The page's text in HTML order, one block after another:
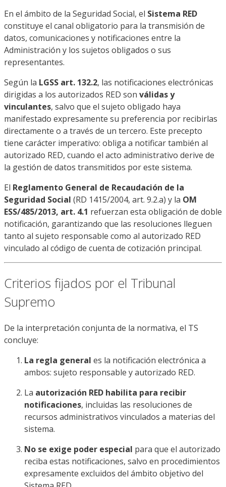
En el ámbito de la Seguridad Social, el Sistema RED
constituye el canal obligatorio para la transmisión de
datos, comunicaciones y notificaciones entre la
Administración y los sujetos obligados o sus
representantes.
Según la LGSS art. 132.2, las notificaciones electrónicas
dirigidas a los autorizados RED son válidas y
vinculantes, salvo que el sujeto obligado haya
manifestado expresamente su preferencia por recibirlas
directamente o a través de un tercero. Este precepto
tiene carácter imperativo: obliga a notificar también al
autorizado RED, cuando el acto administrativo derive de
la gestión de datos transmitidos por este sistema.
El Reglamento General de Recaudación de la
Seguridad Social (RD 1415/2004, art. 9.2.a) y la OM
ESS/485/2013, art. 4.1 refuerzan esta obligación de doble
notificación, garantizando que las resoluciones lleguen
tanto al sujeto responsable como al autorizado RED
vinculado al código de cuenta de cotización principal.
Criterios fijados por el Tribunal
Supremo
De la interpretación conjunta de la normativa, el TS
concluye:
La regla general es la notificación electrónica a
ambos: sujeto responsable y autorizado RED.
La autorización RED habilita para recibir
notificaciones, incluidas las resoluciones de
recursos administrativos vinculados a materias del
sistema.
No se exige poder especial para que el autorizado
reciba estas notificaciones, salvo en procedimientos
expresamente excluidos del ámbito objetivo del